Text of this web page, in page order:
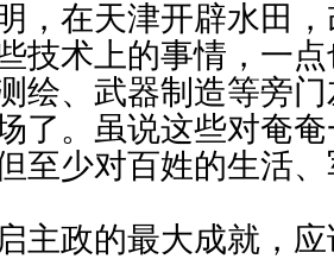
，在天津开辟水田
技术上的事情，一
绘、武器制造等旁
了。虽说这些对奄
至少对百姓的生活
政的最大成就，应